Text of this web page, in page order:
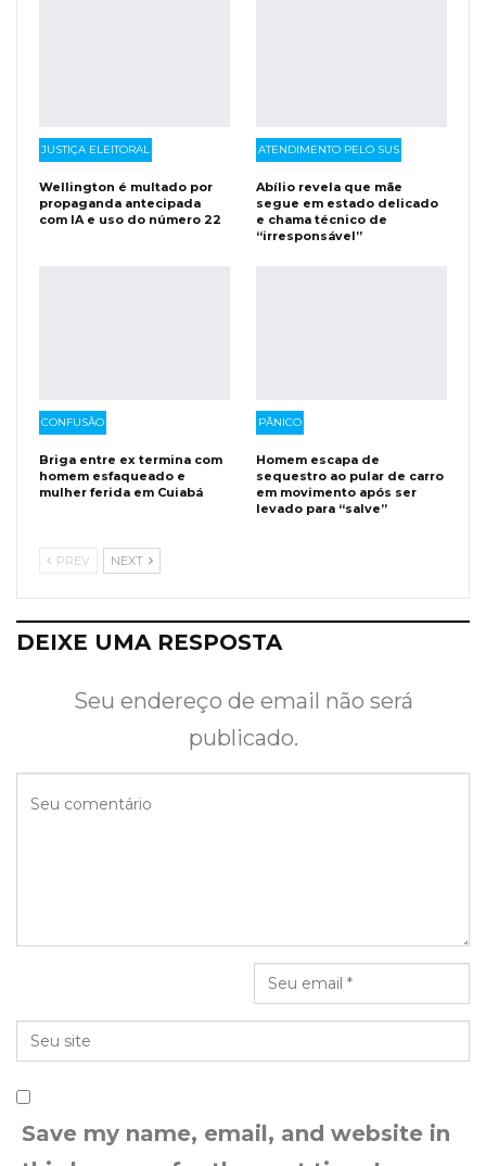
JUSTIÇA ELEITORAL
Wellington é multado por
propaganda antecipada
com IA e uso do número 22
ATENDIMENTO PELO SUS
Abílio revela que mãe
segue em estado delicado
e chama técnico de
“irresponsável”
CONFUSÃO
Briga entre ex termina com
homem esfaqueado e
mulher ferida em Cuiabá
PÂNICO
Homem escapa de
sequestro ao pular de carro
em movimento após ser
levado para “salve”
PREV NEXT
DEIXE UMA RESPOSTA
Seu endereço de email não será
publicado.
Save my name, email, and website in